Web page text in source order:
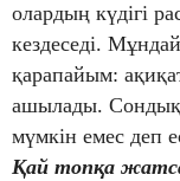
олардың күдігі
кездеседі.
қарапайым:
ашылады.
мүмкін емес деп
Қай топқа